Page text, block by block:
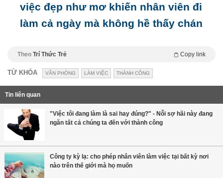
việc đẹp như mơ khiến nhân viên đi
làm cả ngày mà không hề thấy chán
Theo Trí Thức Trẻ Copy link
TỪ KHÓA VĂN PHÒNG LÀM VIỆC THÀNH CÔNG
Tin liên quan
"Việc tôi đang làm là sai hay đúng?" - Nỗi sợ hãi này đang
ngăn tất cả chúng ta đến với thành công
Công ty kỳ lạ: cho phép nhân viên làm việc tại bất kỳ nơi
nào trên thế giới mà họ muốn